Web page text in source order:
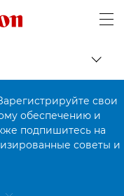
Canon Logo, back
свои
обеспечению и
подпишитесь на
советы и